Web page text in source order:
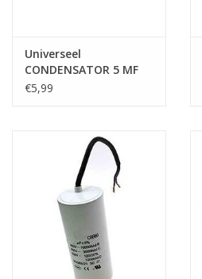
Universeel
CONDENSATOR 5 MF
450V
€5,99